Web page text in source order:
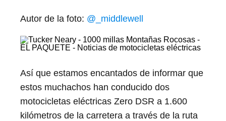
Autor de la foto: @_middlewell
Así que estamos encantados de informar que
estos muchachos han conducido dos
motocicletas eléctricas Zero DSR a 1.600
kilómetros de la carretera a través de la ruta